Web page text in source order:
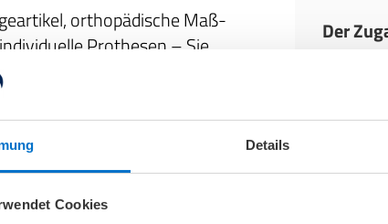
Details
Cookies
orthopädische Maß-
Prothesen – Sie
Am Treptower Park 75
Versorgung aus einer
zu einer Vielzahl
verschiedenen
Team aus erfahrenen
Der
Unser